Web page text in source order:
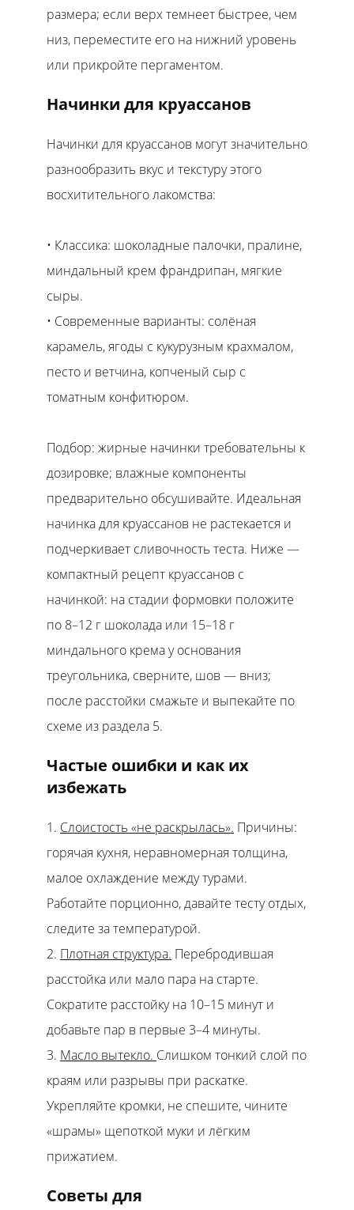
размера; если верх темнеет быстрее, чем
низ, переместите его на нижний уровень
или прикройте пергаментом.
Начинки для круассанов
Начинки для круассанов могут значительно
разнообразить вкус и текстуру этого
восхитительного лакомства:
Классика: шоколадные палочки, пралине,
миндальный крем франдрипан, мягкие
сыры.
Современные варианты: солёная
карамель, ягоды с кукурузным крахмалом,
песто и ветчина, копченый сыр с
томатным конфитюром.
Подбор: жирные начинки требовательны к
дозировке; влажные компоненты
предварительно обсушивайте. Идеальная
начинка для круассанов не растекается и
подчеркивает сливочность теста. Ниже —
компактный рецепт круассанов с
начинкой: на стадии формовки положите
по 8–12 г шоколада или 15–18 г
миндального крема у основания
треугольника, сверните, шов — вниз;
после расстойки смажьте и выпекайте по
схеме из раздела 5.
Частые ошибки и как их
избежать
Слоистость «не раскрылась». Причины:
горячая кухня, неравномерная толщина,
малое охлаждение между турами.
Работайте порционно, давайте тесту отдых,
следите за температурой.
Плотная структура. Перебродившая
расстойка или мало пара на старте.
Сократите расстойку на 10–15 минут и
добавьте пар в первые 3–4 минуты.
Масло вытекло. Слишком тонкий слой по
краям или разрывы при раскатке.
Укрепляйте кромки, не спешите, чините
«шрамы» щепоткой муки и лёгким
прижатием.
Советы для